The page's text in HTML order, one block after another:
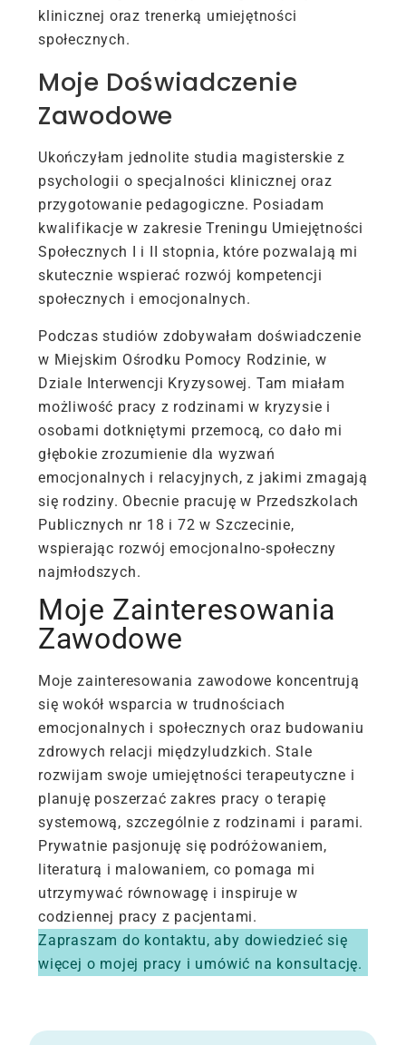
klinicznej oraz trenerką umiejętności
społecznych.
Moje Doświadczenie
Zawodowe
Ukończyłam jednolite studia magisterskie z
psychologii o specjalności klinicznej oraz
przygotowanie pedagogiczne. Posiadam
kwalifikacje w zakresie Treningu Umiejętności
Społecznych I i II stopnia, które pozwalają mi
skutecznie wspierać rozwój kompetencji
społecznych i emocjonalnych.
Podczas studiów zdobywałam doświadczenie
w Miejskim Ośrodku Pomocy Rodzinie, w
Dziale Interwencji Kryzysowej. Tam miałam
możliwość pracy z rodzinami w kryzysie i
osobami dotkniętymi przemocą, co dało mi
głębokie zrozumienie dla wyzwań
emocjonalnych i relacyjnych, z jakimi zmagają
się rodziny. Obecnie pracuję w Przedszkolach
Publicznych nr 18 i 72 w Szczecinie,
wspierając rozwój emocjonalno-społeczny
najmłodszych.
Moje Zainteresowania
Zawodowe
Moje zainteresowania zawodowe koncentrują
się wokół wsparcia w trudnościach
emocjonalnych i społecznych oraz budowaniu
zdrowych relacji międzyludzkich. Stale
rozwijam swoje umiejętności terapeutyczne i
planuję poszerzać zakres pracy o terapię
systemową, szczególnie z rodzinami i parami.
Prywatnie pasjonuję się podróżowaniem,
literaturą i malowaniem, co pomaga mi
utrzymywać równowagę i inspiruje w
codziennej pracy z pacjentami.
Zapraszam do kontaktu, aby dowiedzieć się
więcej o mojej pracy i umówić na konsultację.